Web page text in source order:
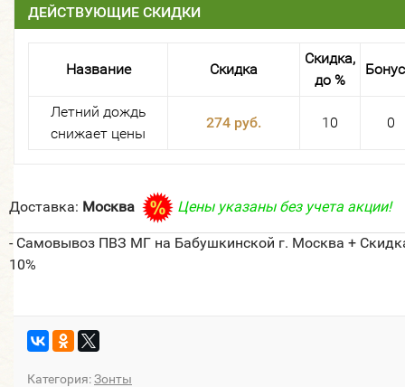
ДЕЙСТВУЮЩИЕ СКИДКИ
Название Скидка
Скидка,
до %
Летний дождь
снижает цены
274 руб. 10 0
Доставка: Москва Цены указаны без учета акции!
- Самовывоз ПВЗ МГ на Бабушкинской г. Москва +
10%
Категория:Зонты